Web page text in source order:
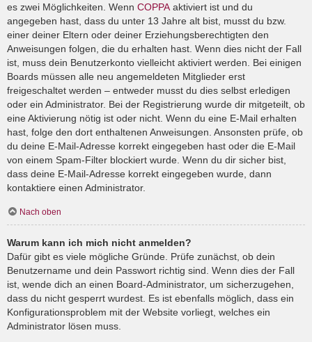
es zwei Möglichkeiten. Wenn COPPA aktiviert ist und du
angegeben hast, dass du unter 13 Jahre alt bist, musst du bzw.
einer deiner Eltern oder deiner Erziehungsberechtigten den
Anweisungen folgen, die du erhalten hast. Wenn dies nicht der Fall
ist, muss dein Benutzerkonto vielleicht aktiviert werden. Bei einigen
Boards müssen alle neu angemeldeten Mitglieder erst
freigeschaltet werden – entweder musst du dies selbst erledigen
oder ein Administrator. Bei der Registrierung wurde dir mitgeteilt, ob
eine Aktivierung nötig ist oder nicht. Wenn du eine E-Mail erhalten
hast, folge den dort enthaltenen Anweisungen. Ansonsten prüfe, ob
du deine E-Mail-Adresse korrekt eingegeben hast oder die E-Mail
von einem Spam-Filter blockiert wurde. Wenn du dir sicher bist,
dass deine E-Mail-Adresse korrekt eingegeben wurde, dann
kontaktiere einen Administrator.
Nach oben
Warum kann ich mich nicht anmelden?
Dafür gibt es viele mögliche Gründe. Prüfe zunächst, ob dein
Benutzername und dein Passwort richtig sind. Wenn dies der Fall
ist, wende dich an einen Board-Administrator, um sicherzugehen,
dass du nicht gesperrt wurdest. Es ist ebenfalls möglich, dass ein
Konfigurationsproblem mit der Website vorliegt, welches ein
Administrator lösen muss.